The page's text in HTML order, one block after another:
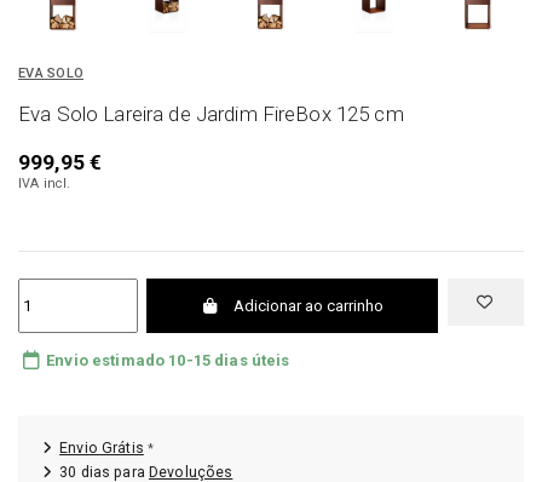
EVA SOLO
Eva Solo Lareira de Jardim FireBox 125 cm
999,95 €
IVA incl.
Adicionar ao carrinho
Envio estimado 10-15 dias úteis
Envio Grátis *
30 dias para Devoluções